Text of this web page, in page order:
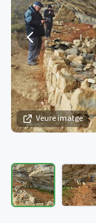
Veure imatge